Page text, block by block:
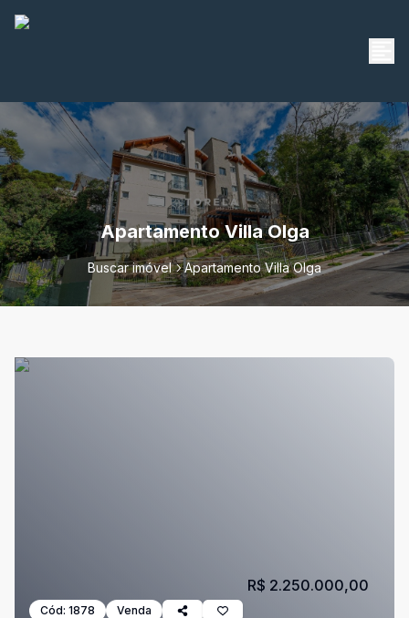
Apartamento Villa Olga
Buscar imóvel Apartamento Villa Olga
Cód: 1878 Venda
R$ 2.250.000,00